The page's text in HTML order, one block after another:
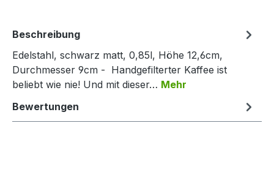
Beschreibung
Edelstahl, schwarz matt, 0,85l, Höhe 12,6cm,
Durchmesser 9cm - Handgefilterter Kaffee ist
beliebt wie nie! Und mit dieser… Mehr
Bewertungen